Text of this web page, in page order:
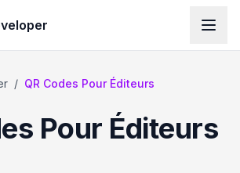
/ QR Codes Pour Éditeurs
Pour Éditeurs